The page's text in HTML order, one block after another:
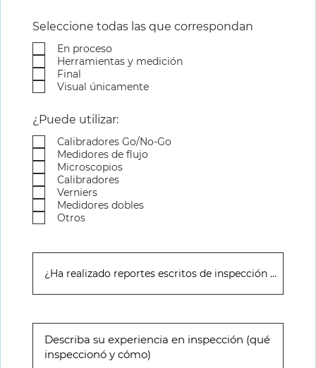
Seleccione todas las que correspondan
En proceso
Herramientas y medición
Final
Visual únicamente
¿Puede utilizar:
Calibradores Go/No-Go
Medidores de flujo
Microscopios
Calibradores
Verniers
Medidores dobles
Otros